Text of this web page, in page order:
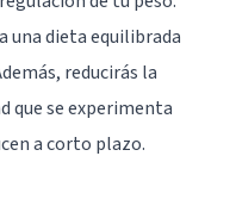
una dieta equilibrada
reducirás la
que se experimenta
a corto plazo.